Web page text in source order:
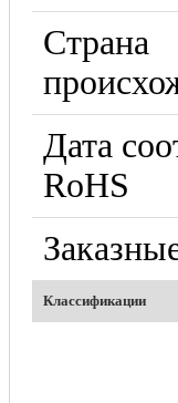
Страна
Дата
RoHS
Классификации